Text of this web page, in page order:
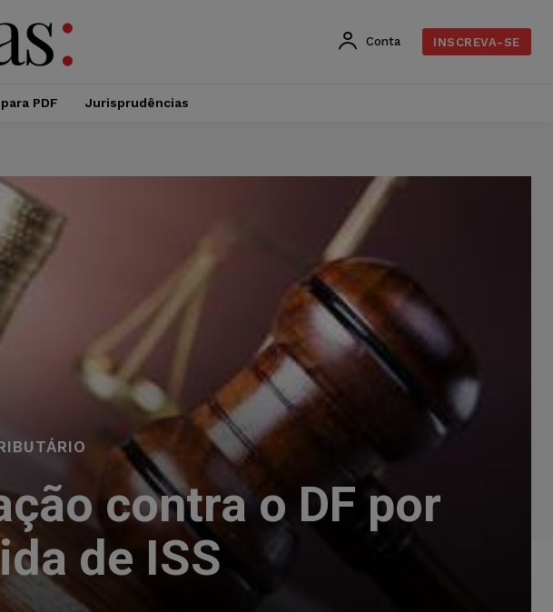
Conta INSCREVA-SE
PDF Jurisprudências
contra o DF por
de ISS